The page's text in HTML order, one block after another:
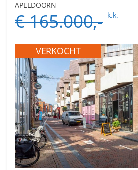
APELDOORN
€ 165.000,- k.k.
VERKOCHT